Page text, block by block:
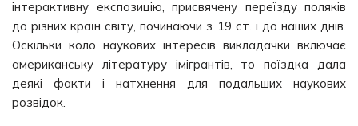
інтерактивну експозицію, присвячену переїзду поляків
до різних країн світу, починаючи з 19 ст. і до наших днів.
Оскільки коло наукових інтересів викладачки включає
американську літературу імігрантів, то поїздка дала
деякі факти і натхнення для подальших наукових
розвідок.